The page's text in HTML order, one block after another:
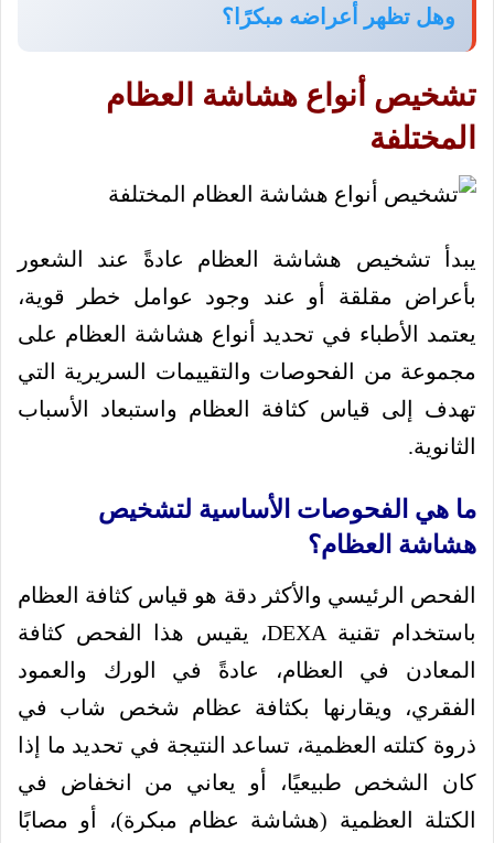
وهل تظهر أعراضه مبكرًا؟
تشخيص أنواع هشاشة العظام
المختلفة
يبدأ تشخيص هشاشة العظام عادةً عند الشعور
بأعراض مقلقة أو عند وجود عوامل خطر قوية،
يعتمد الأطباء في تحديد أنواع هشاشة العظام على
مجموعة من الفحوصات والتقييمات السريرية التي
تهدف إلى قياس كثافة العظام واستبعاد الأسباب
الثانوية.
ما هي الفحوصات الأساسية لتشخيص
هشاشة العظام؟
الفحص الرئيسي والأكثر دقة هو قياس كثافة العظام
باستخدام تقنية DEXA، يقيس هذا الفحص كثافة
المعادن في العظام، عادةً في الورك والعمود
الفقري، ويقارنها بكثافة عظام شخص شاب في
ذروة كتلته العظمية، تساعد النتيجة في تحديد ما إذا
كان الشخص طبيعيًا، أو يعاني من انخفاض في
الكتلة العظمية (هشاشة عظام مبكرة)، أو مصابًا